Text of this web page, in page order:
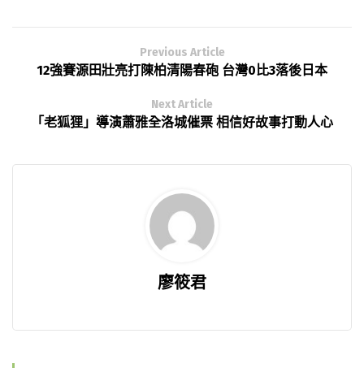
Previous Article
12強賽源田壯亮打陳柏清陽春砲 台灣0比3落後日本
Next Article
「老狐狸」導演蕭雅全洛城催票 相信好故事打動人心
廖筱君